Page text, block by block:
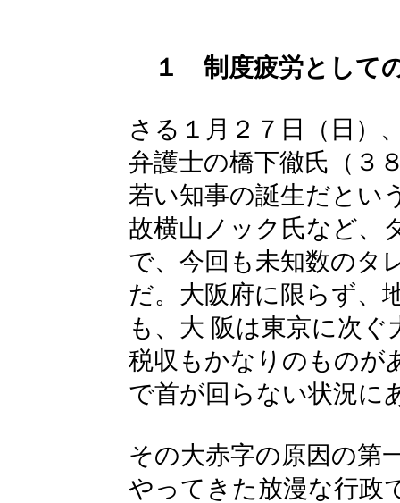
１ 制度疲労として
さる１月２７日（日）
弁護士の橋下徹氏（３
若い知事の誕生だとい
故横山ノック氏など、
で、今回も未知数のタ
だ。大阪府に限らず、
も、大 阪は東京に次
税収もかなりのものが
で首が回らない状況に
その大赤字の原因の第
やってきた放漫な行政